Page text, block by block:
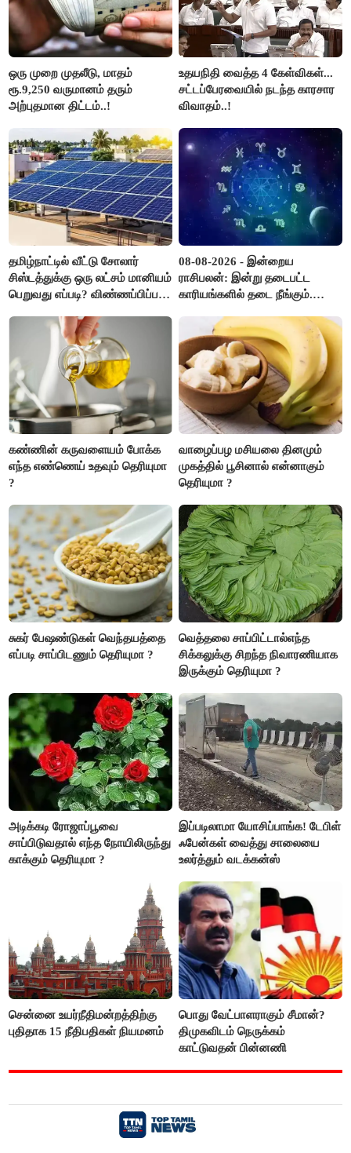
ஒரு முறை முதலீடு, மாதம்
ரூ.9,250 வருமானம் தரும்
அற்புதமான திட்டம்..!
உதயநிதி வைத்த 4 கேள்விகள்...
சட்டப்பேரவையில் நடந்த காரசார
விவாதம்..!
தமிழ்நாட்டில் வீட்டு சோலார்
சிஸ்டத்துக்கு ஒரு லட்சம் மானியம்
பெறுவது எப்படி? விண்ணப்பிப்பது
08-08-2026 - இன்றைய
ராசிபலன்: இன்று தடைபட்ட
காரியங்களில் தடை நீங்கும்.
இருக்கும். ஆன்மீக எண்ணம்
அதிகரிக்கும்..!
கண்ணின் கருவளையம் போக்க
எந்த எண்ணெய் உதவும் தெரியுமா
?
வாழைப்பழ மசியலை தினமும்
முகத்தில் பூசினால் என்னாகும்
தெரியுமா ?
சுகர் பேஷண்டுகள் வெந்தயத்தை
எப்படி சாப்பிடணும் தெரியுமா ?
வெத்தலை சாப்பிட்டால்எந்த
சிக்கலுக்கு சிறந்த நிவாரணியாக
இருக்கும் தெரியுமா ?
அடிக்கடி ரோஜாப்பூவை
சாப்பிடுவதால் எந்த நோயிலிருந்து
காக்கும் தெரியுமா ?
இப்படிலாமா யோசிப்பாங்க! டேபிள்
ஃபேன்கள் வைத்து சாலையை
உலர்த்தும் வடக்கன்ஸ்
சென்னை உயர்நீதிமன்றத்திற்கு
புதிதாக 15 நீதிபதிகள் நியமனம்
பொது வேட்பாளராகும் சீமான்?
திமுகவிடம் நெருக்கம்
காட்டுவதன் பின்னணி